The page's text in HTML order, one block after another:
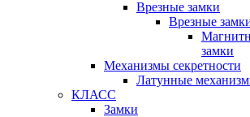
Врезные замки
Врезные
замки
Механизмы секретности
Латунные
КЛАСС
Замки